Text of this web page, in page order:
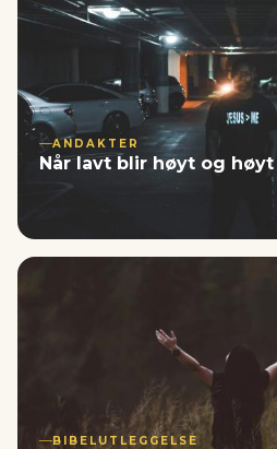
ANDAKTER
Når lavt blir høyt og
BIBELUTLEGGELSE